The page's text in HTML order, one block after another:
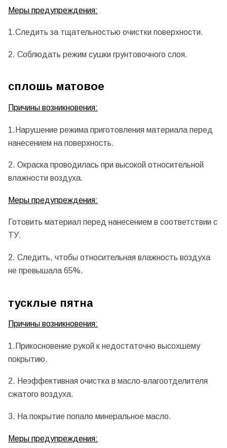
Меры предупреждения:
1.Следить за тщательностью очистки поверхности.
2. Соблюдать режим сушки грунтовочного слоя.
сплошь матовое
Причины возникновения:
1.Нарушение режима приготовления материала перед
нанесением на поверхность.
2. Окраска проводилась при высокой относительной
влажности воздуха.
Меры предупреждения:
Готовить материал перед нанесением в соответствии с
ТУ.
2. Следить, чтобы относительная влажность воздуха
не превышала 65%.
тусклые пятна
Причины возникновения:
1.Прикосновение рукой к недостаточно высохшему
покрытию.
2. Неэффективная очистка в масло-влагоотделителя
сжатого воздуха.
3. На покрытие попало минеральное масло.
Меры предупреждения: